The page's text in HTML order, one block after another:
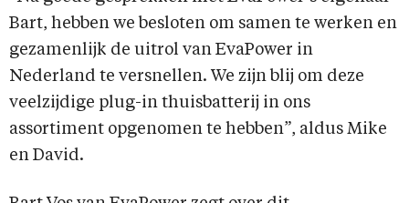
Bart, hebben we besloten om samen te werken en
gezamenlijk de uitrol van EvaPower in
Nederland te versnellen. We zijn blij om deze
veelzijdige plug-in thuisbatterij in ons
assortiment opgenomen te hebben”, aldus Mike
en David.